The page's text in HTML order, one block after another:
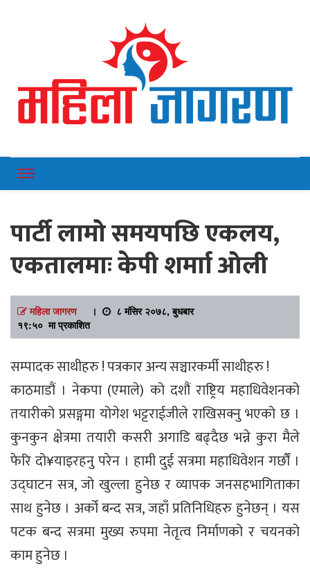
Mahilajagaran
पार्टी लामो समयपछि एकलय,
एकतालमाः केपी शर्माा ओली
महिला जागरण।
८ मंसिर २०७८, बुधबार
१९:५० मा प्रकाशित
सम्पादक साथीहरु ! पत्रकार अन्य सञ्चारकर्मी साथीहरु !
काठमाडौं । नेकपा (एमाले) को दशौं राष्ट्रिय महाधिवेशनको
तयारीको प्रसङ्गमा योगेश भट्टराईजीले राखिसक्नु भएको छ ।
कुनकुन क्षेत्रमा तयारी कसरी अगाडि बढ्दैछ भन्ने कुरा मैले
फेरि दो¥याइरहनु परेन । हामी दुई सत्रमा महाधिवेशन गर्छौं ।
उद्घाटन सत्र, जो खुल्ला हुनेछ र व्यापक जनसहभागिताका
साथ हुनेछ । अर्को बन्द सत्र, जहाँ प्रतिनिधिहरु हुनेछन् । यस
पटक बन्द सत्रमा मुख्य रुपमा नेतृत्व निर्माणको र चयनको
काम हुनेछ ।